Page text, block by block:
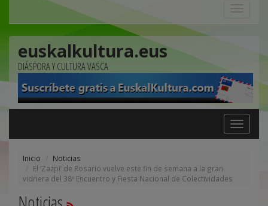
euskalkultura.eus
DIÁSPORA Y CULTURA VASCA
Toggle
navigation
Inicio
Noticias
El ‘Zazpi’ de Rosario vuelve este fin de semana a la gran
vidriera del 38º Encuentro y Fiesta Nacional de Colectividades